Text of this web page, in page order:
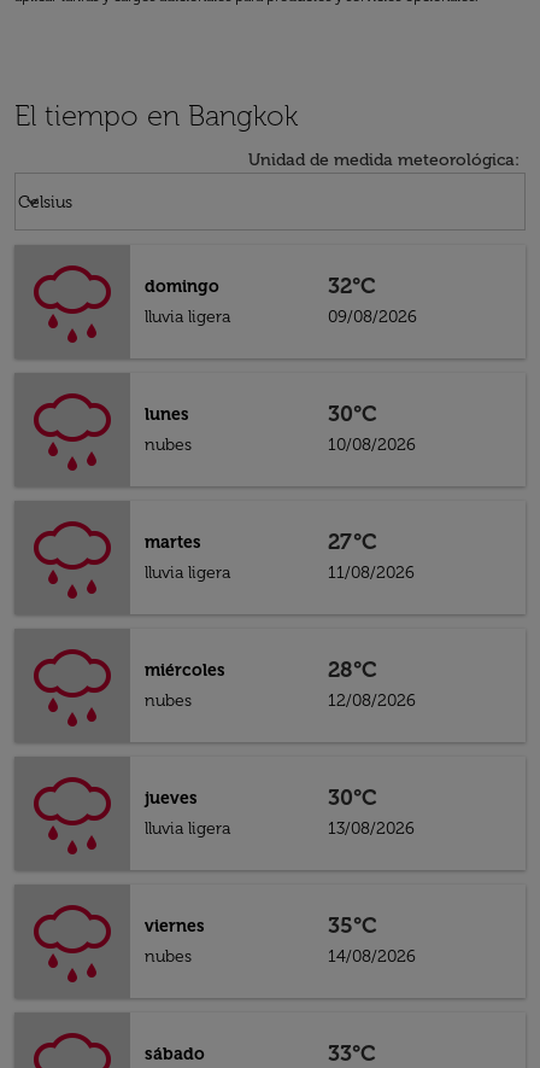
El tiempo en Bangkok
Unidad de medida meteorológica:
Celsius
keyboard_arrow_down
domingo
lluvia ligera
32°C
09/08/2026
lunes
nubes
30°C
10/08/2026
martes
lluvia ligera
27°C
11/08/2026
miércoles
nubes
28°C
12/08/2026
jueves
lluvia ligera
30°C
13/08/2026
viernes
nubes
35°C
14/08/2026
sábado
33°C